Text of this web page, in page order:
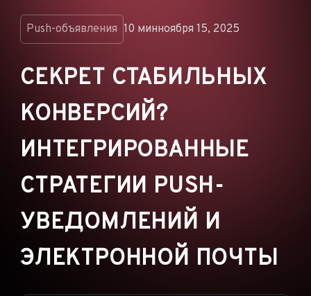
КОММЕРЦИЯ
Push-объявления 10 минноября 15, 2025
СЕКРЕТ СТАБИЛЬНЫХ
КОНВЕРСИЙ?
ИНТЕГРИРОВАННЫЕ
СТРАТЕГИИ PUSH-
УВЕДОМЛЕНИЙ И
ЭЛЕКТРОННОЙ ПОЧТЫ